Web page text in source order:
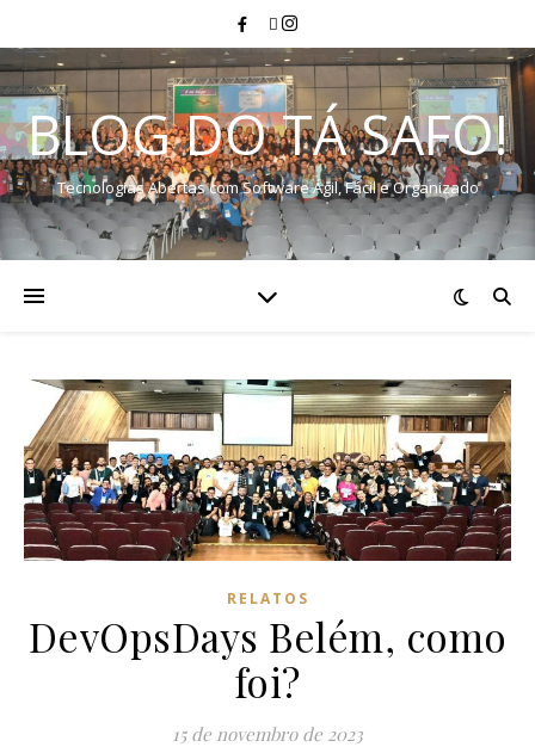
BLOG DO TÁ SAFO!
Tecnologias Abertas com Software Ágil, Fácil e Organizado
RELATOS
DevOpsDays Belém, como
foi?
15 de novembro de 2023